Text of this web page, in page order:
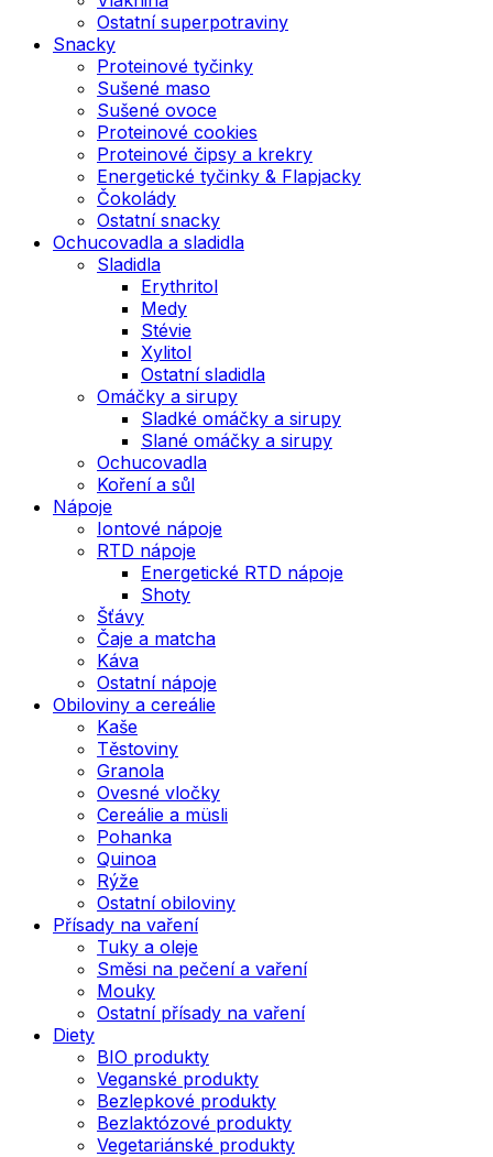
Ostatní superpotraviny
Snacky
Proteinové tyčinky
Sušené maso
Sušené ovoce
Proteinové cookies
Proteinové čipsy a krekry
Energetické tyčinky & Flapjacky
Čokolády
Ostatní snacky
Ochucovadla a sladidla
Sladidla
Erythritol
Medy
Stévie
Xylitol
Ostatní sladidla
Omáčky a sirupy
Sladké omáčky a sirupy
Slané omáčky a sirupy
Ochucovadla
Koření a sůl
Nápoje
Iontové nápoje
RTD nápoje
Energetické RTD nápoje
Shoty
Šťávy
Čaje a matcha
Káva
Ostatní nápoje
Obiloviny a cereálie
Kaše
Těstoviny
Granola
Ovesné vločky
Cereálie a müsli
Pohanka
Quinoa
Rýže
Ostatní obiloviny
Přísady na vaření
Tuky a oleje
Směsi na pečení a vaření
Mouky
Ostatní přísady na vaření
Diety
BIO produkty
Veganské produkty
Bezlepkové produkty
Bezlaktózové produkty
Vegetariánské produkty